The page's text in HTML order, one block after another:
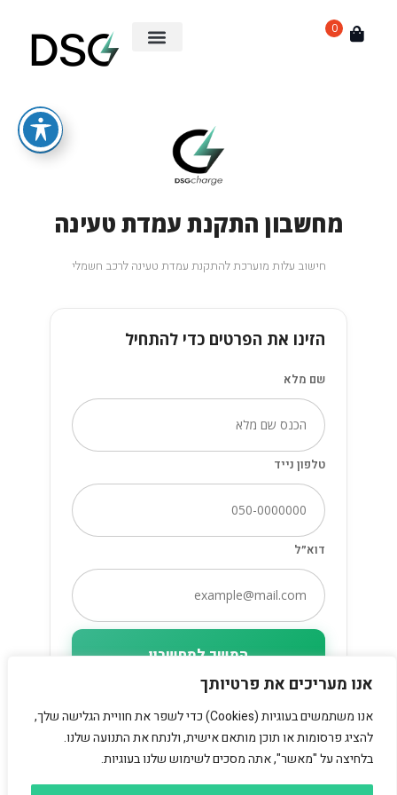
אנו מעריכים את פרטיותך
אנו משתמשים בעוגיות (Cookies) כדי לשפר את חוויית הגלישה שלך,
להציג פרסומות או תוכן מותאם אישית, ולנתח את התנועה שלנו.
בלחיצה על "מאשר", אתה מסכים לשימוש שלנו בעוגיות.
0
מחשבון התקנת עמדת טעינה
חישוב עלות מוערכת להתקנת עמדת טעינה לרכב חשמלי
הזינו את הפרטים כדי להתחיל
שם מלא
טלפון נייד
דוא״ל
המשך למחשבון